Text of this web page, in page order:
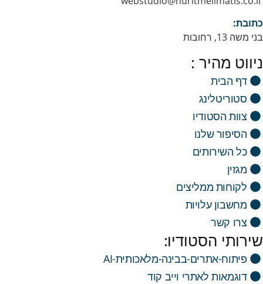
כתובת:
בני משה 13, רחובות
ניווט מהיר :
דף הבית
סטוריטלינג
צוות הסטודיו
הסיפור שלנו
כל השירותים
מגזין
לקוחות ממליצים
מחשבון עלויות
צרו קשר
שירותי הסטודיו:
פיתוח-אתרים-בבינה-מלאכותית-AI
דוגמאות לאתרי וייב קוד